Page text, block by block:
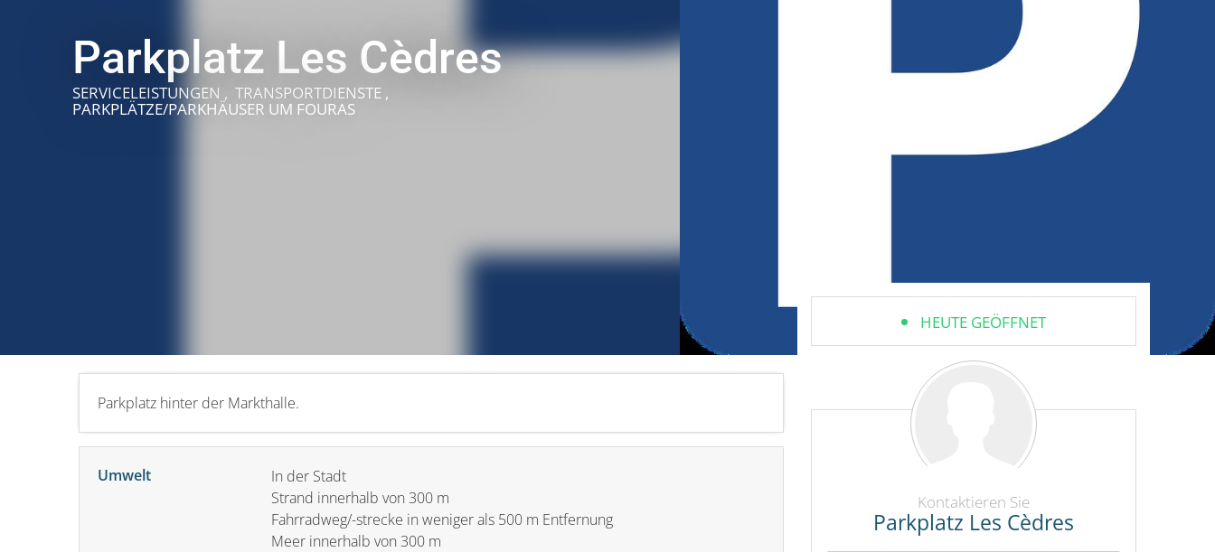
Parkplatz Les Cèdres
SERVICELEISTUNGEN , TRANSPORTDIENSTE ,
PARKPLÄTZE/PARKHÄUSER UM FOURAS
Parkplatz hinter der Markthalle.
Umwelt
In der Stadt
Strand innerhalb von 300 m
Fahrradweg/-strecke in weniger als 500 m Entfernung
Meer innerhalb von 300 m
HEUTE GEÖFFNET
Kontaktieren Sie
Parkplatz Les Cèdres